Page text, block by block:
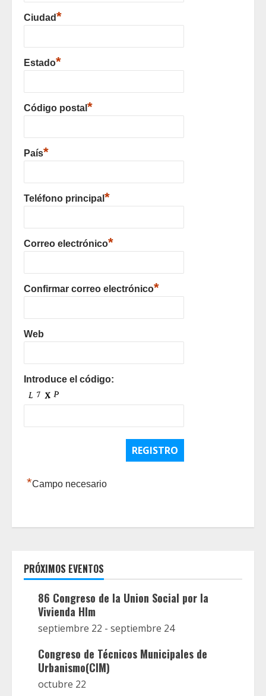
Ciudad*
Estado*
Código postal *
País*
Teléfono principal *
Correo electrónico*
Confirmar correo electrónico*
Web
Introduce el código:
*Campo necesario
PRÓXIMOS EVENTOS
86 Congreso de la Union Social por la
Vivienda Hlm
septiembre 22 - septiembre 24
Congreso de Técnicos Municipales de
Urbanismo(CIM)
octubre 22